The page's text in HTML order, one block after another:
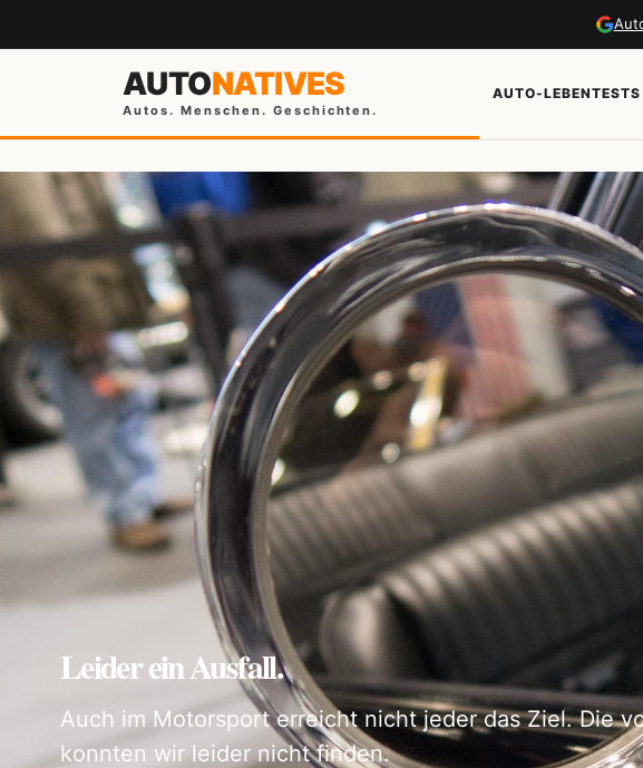
AUTONATIVES
Autos. Menschen. Geschichten.
AUTO-LEBENTESTS
Leider ein Ausfall.
Auch im Motorsport erreicht nicht jeder das Ziel. Die
konnten wir leider nicht finden.